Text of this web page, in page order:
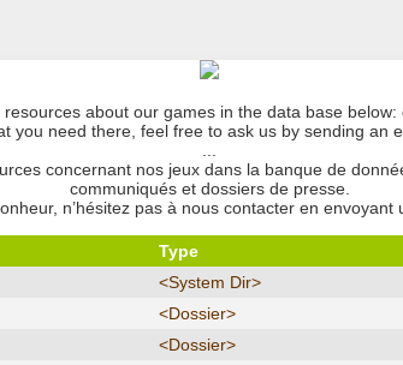
about our games in the data base
you need there, feel free to ask us by sending an
concernant nos jeux dans la banque de
communiqués et dossiers de presse.
n’hésitez pas à nous contacter en envoyant
Type
<System Dir>
<Dossier>
<Dossier>